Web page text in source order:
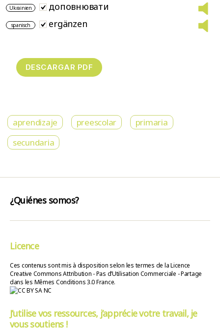
Ukrainien доповнювати
spanisch ergänzen
aprendizaje preescolar
primaria
secundaria
¿Quiénes somos?
Licence
Ces contenus sont mis à disposition selon les termes de la Licence
Creative Commons Attribution - Pas d’Utilisation Commerciale - Partage
dans les Mêmes Conditions 3.0 France.
J’utilise vos ressources, j’apprécie votre travail, je
vous soutiens !